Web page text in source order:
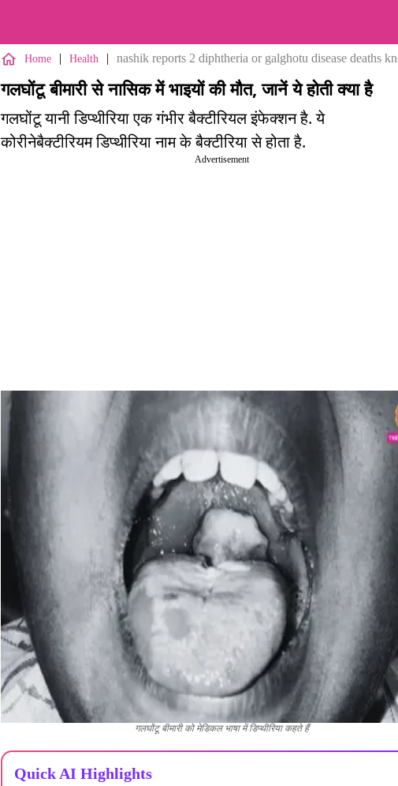
Home | Health | nashik reports 2 diphtheria or galghotu disease deaths
गलघोंटू बीमारी से नासिक में भाइयों की मौत, जानें ये होती क्या है
गलघोंटू यानी डिप्थीरिया एक गंभीर बैक्टीरियल इंफेक्शन है. ये
कोरीनेबैक्टीरियम डिप्थीरिया नाम के बैक्टीरिया से होता है.
Advertisement
गलघोंटू बीमारी को मेडिकल भाषा में डिप्थीरिया कहते हैं
Quick AI Highlights